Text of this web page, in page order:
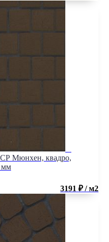
Мюнхен, квадро,
мм
3191 ₽ / м2